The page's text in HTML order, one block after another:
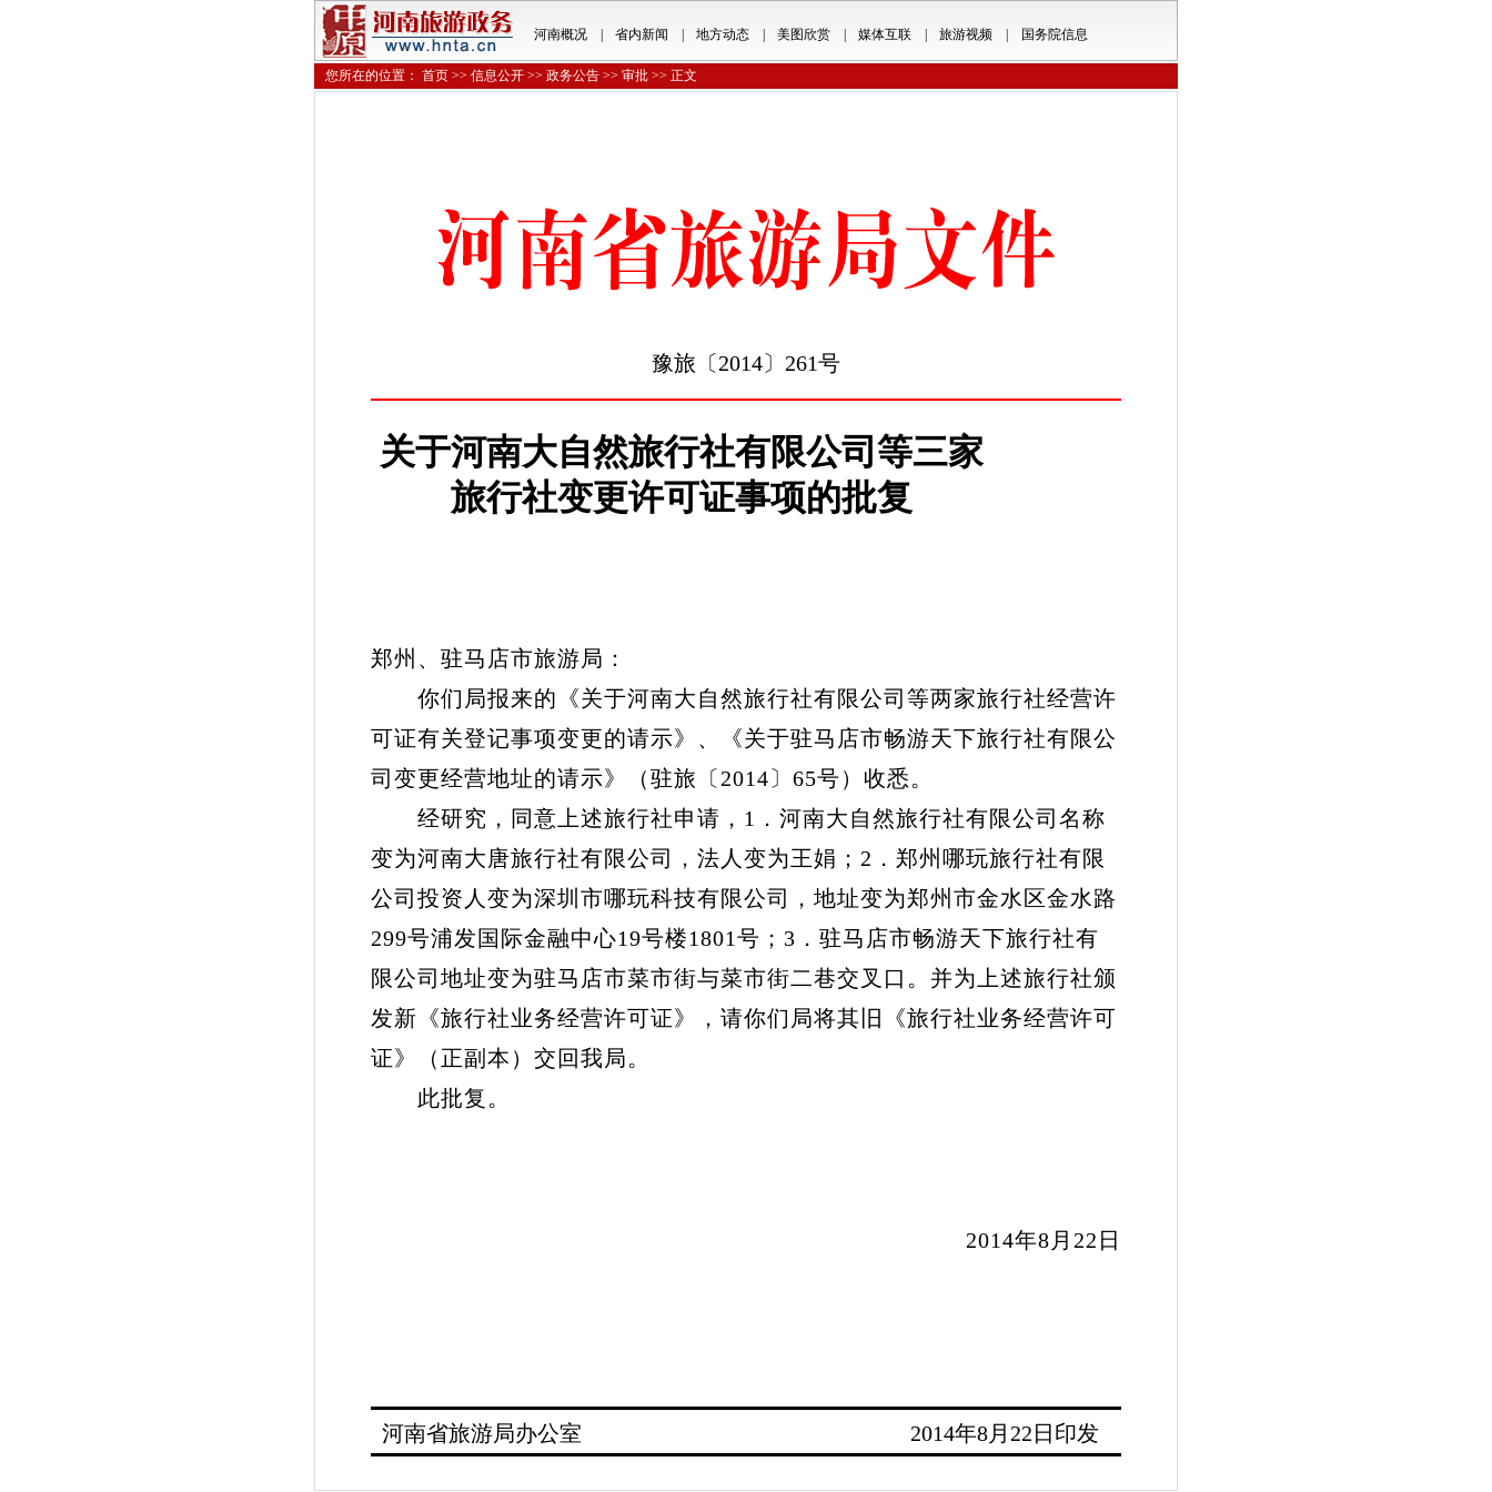
河南概况| 省内新闻 地方动态| 美图欣赏| 媒体互联| 旅游视频| 国务院信息
您所在的位置： 首页 >> 信息公开 >> 政务公告 >> 审批 >> 正文
豫旅〔2014〕261号
关于河南大自然旅行社有限公司等三家
旅行社变更许可证事项的批复
郑州、驻马店市旅游局：
你们局报来的《关于河南大自然旅行社有限公司等两家旅行社经营许
可证有关登记事项变更的请示》、《关于驻马店市畅游天下旅行社有限公
司变更经营地址的请示》（驻旅〔2014〕65号）收悉。
经研究，同意上述旅行社申请，1．河南大自然旅行社有限公司名称
变为河南大唐旅行社有限公司，法人变为王娟；2．郑州哪玩旅行社有限
公司投资人变为深圳市哪玩科技有限公司，地址变为郑州市金水区金水路
299号浦发国际金融中心19号楼1801号；3．驻马店市畅游天下旅行社有
限公司地址变为驻马店市菜市街与菜市街二巷交叉口。并为上述旅行社颁
发新《旅行社业务经营许可证》，请你们局将其旧《旅行社业务经营许可
证》（正副本）交回我局。
此批复。
2014年8月22日
河南省旅游局办公室 2014年8月22日印发